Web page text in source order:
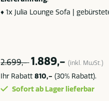
♦ 1x Julia Lounge Sofa |
2.699,- 1.889,- (inkl. MwSt.)
Ihr Rabatt810,- (30% Rabatt).
Sofort ab Lager lieferbar